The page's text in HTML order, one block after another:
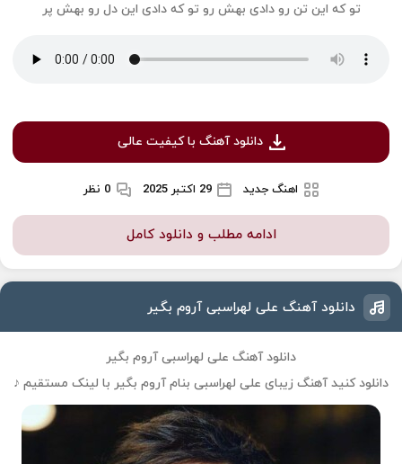
تو که این تن رو دادی بهش رو تو که دادی این دل رو بهش پر
دانلود آهنگ با کیفیت عالی
اهنگ جدید 29 اکتبر 2025 0 نظر
ادامه مطلب و دانلود کامل
دانلود آهنگ علی لهراسبی آروم بگیر
دانلود آهنگ علی لهراسبی آروم بگیر
دانلود کنید آهنگ زیبای علی لهراسبی بنام آروم بگیر با لینک مستقیم ♪